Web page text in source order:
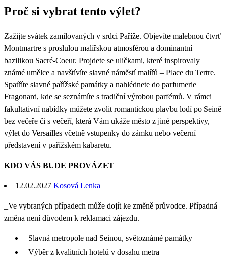
Proč si vybrat tento výlet?
Zažijte svátek zamilovaných v srdci Paříže. Objevíte malebnou čtvrť
Montmartre s proslulou malířskou atmosférou a dominantní
bazilikou Sacré-Coeur. Projdete se uličkami, které inspirovaly
známé umělce a navštívíte slavné náměstí malířů – Place du Tertre.
Spatříte slavné pařížské památky a nahlédnete do parfumerie
Fragonard, kde se seznámíte s tradiční výrobou parfémů. V rámci
fakultativní nabídky můžete zvolit romantickou plavbu lodí po Seině
bez večeře či s večeří, která Vám ukáže město z jiné perspektivy,
výlet do Versailles včetně vstupenky do zámku nebo večerní
představení v pařížském kabaretu.
KDO VÁS BUDE PROVÁZET
12.02.2027 Kosová Lenka
_Ve vybraných případech může dojít ke změně průvodce. Případná
změna není důvodem k reklamaci zájezdu.
Slavná metropole nad Seinou, světoznámé památky
Výběr z kvalitních hotelů v dosahu metra